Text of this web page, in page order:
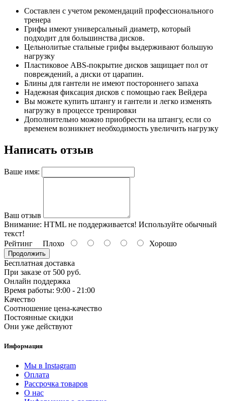
Составлен с учетом рекомендаций профессионального
тренера
Грифы имеют универсальный диаметр, который
подходит для большинства дисков.
Цельнолитые стальные грифы выдерживают большую
нагрузку
Пластиковое ABS-покрытие дисков защищает пол от
повреждений, а диски от царапин.
Блины для гантели не имеют постороннего запаха
Надежная фиксация дисков с помощью гаек Вейдера
Вы можете купить штангу и гантели и легко изменять
нагрузку в процессе тренировки
Дополнительно можно приобрести на штангу, если со
временем возникнет необходимость увеличить нагрузку
Написать отзыв
Ваше имя:
Ваш отзыв
Внимание: HTML не поддерживается! Используйте обычный
текст!
Рейтинг Плохо Хорошо
Продолжить
Бесплатная доставка
При заказе от 500 руб.
Онлайн поддержка
Время работы: 9:00 - 21:00
Качество
Cоотношение цена-качество
Постоянные скидки
Они уже действуют
Информация
Мы в Instagram
Оплата
Рассрочка товаров
О нас